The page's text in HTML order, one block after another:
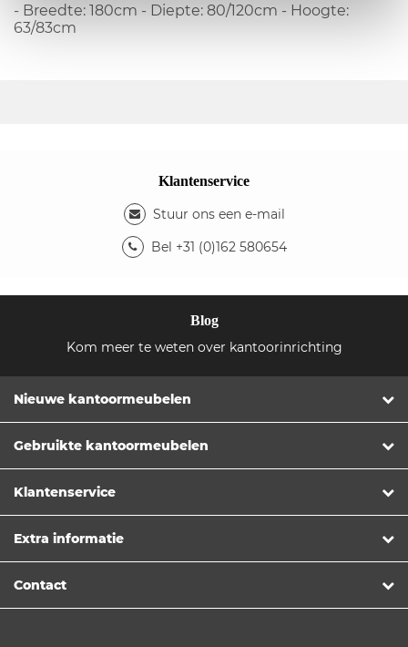
- Breedte: 180cm - Diepte: 80/120cm - Hoogte:
63/83cm
Klantenservice
Stuur ons een e-mail
Bel +31 (0)162 580654
Blog
Kom meer te weten over kantoorinrichting
Nieuwe kantoormeubelen
Gebruikte kantoormeubelen
Klantenservice
Extra informatie
Contact